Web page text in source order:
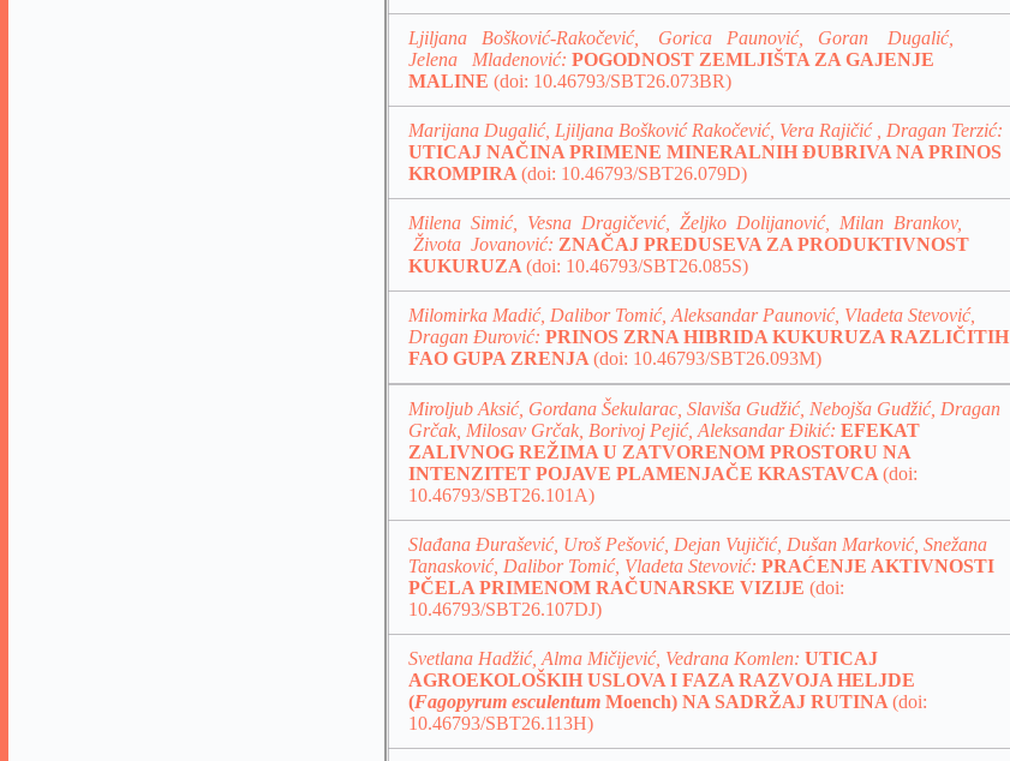
Ljiljana Bošković-Rakočević, Gorica Paunović, Goran Dugalić,
Jelena Mladenović: POGODNOST ZEMLJIŠTA ZA GAJENJE
MALINE (doi: 10.46793/SBT26.073BR)
Marijana Dugalić, Ljiljana Bošković Rakočević, Vera Rajičić , Dragan Terzić:
UTICAJ NAČINA PRIMENE MINERALNIH ĐUBRIVA NA PRINOS
KROMPIRA (doi: 10.46793/SBT26.079D)
Milena Simić, Vesna Dragičević, Željko Dolijanović, Milan Brankov,
Života Jovanović: ZNAČAJ PREDUSEVA ZA PRODUKTIVNOST
KUKURUZA (doi: 10.46793/SBT26.085S)
Milomirka Madić, Dalibor Tomić, Aleksandar Paunović, Vladeta Stevović,
Dragan Đurović: PRINOS ZRNA HIBRIDA KUKURUZA RAZLIČITIH
FAO GUPA ZRENJA (doi: 10.46793/SBT26.093M)
Miroljub Aksić, Gordana Šekularac, Slaviša Gudžić, Nebojša Gudžić, Dragan
Grčak, Milosav Grčak, Borivoj Pejić, Aleksandar Đikić: EFEKAT
ZALIVNOG REŽIMA U ZATVORENOM PROSTORU NA
INTENZITET POJAVE PLAMENJAČE KRASTAVCA (doi:
10.46793/SBT26.101A)
Slađana Đurašević, Uroš Pešović, Dejan Vujičić, Dušan Marković, Snežana
Tanasković, Dalibor Tomić, Vladeta Stevović: PRAĆENJE AKTIVNOSTI
PČELA PRIMENOM RAČUNARSKE VIZIJE (doi:
10.46793/SBT26.107DJ)
Svetlana Hadžić, Alma Mičijević, Vedrana Komlen: UTICAJ
AGROEKOLOŠKIH USLOVA I FAZA RAZVOJA HELJDE
(Fagopyrum esculentum Moench) NA SADRŽAJ RUTINA (doi:
10.46793/SBT26.113H)